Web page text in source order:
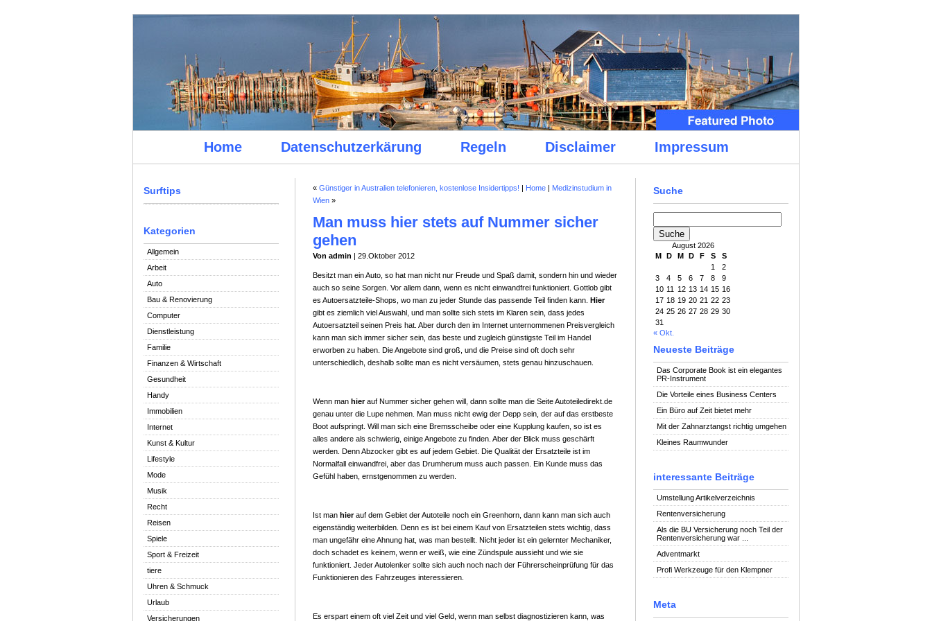
Home Datenschutzerkärung Regeln Disclaimer Impressum
Surftips
Kategorien
Allgemein
Arbeit
Auto
Bau & Renovierung
Computer
Dienstleistung
Familie
Finanzen & Wirtschaft
Gesundheit
Handy
Immobilien
Internet
Kunst & Kultur
Lifestyle
Mode
Musik
Recht
Reisen
Spiele
Sport & Freizeit
tiere
Uhren & Schmuck
Urlaub
Versicherungen
Suche
August 2026
M D M D F S
S
1
2
3
4 5 6 7 8
9
10 11 12 13 14 15 16
17 18 19 20 21 22 23
24 25 26 27 28 29 30
31
« Okt.
Neueste Beiträge
Das Corporate Book ist ein elegantes
PR-Instrument
Die Vorteile eines Business Centers
Ein Büro auf Zeit bietet mehr
Mit der Zahnarztangst richtig umgehen
Kleines Raumwunder
interessante Beiträge
Umstellung Artikelverzeichnis
Rentenversicherung
Als die BU Versicherung noch Teil der
Rentenversicherung war ...
Adventmarkt
Profi Werkzeuge für den Klempner
Meta
« Günstiger in Australien telefonieren, kostenlose Insidertipps! | Home | Medizinstudium in
Wien »
Man muss hier stets auf Nummer sicher
gehen
Von admin | 29.Oktober 2012
Besitzt man ein Auto, so hat man nicht nur Freude und Spaß damit, sondern hin und wieder
auch so seine Sorgen. Vor allem dann, wenn es nicht einwandfrei funktioniert. Gottlob gibt
es Autoersatzteile-Shops, wo man zu jeder Stunde das passende Teil finden kann. Hier
gibt es ziemlich viel Auswahl, und man sollte sich stets im Klaren sein, dass jedes
Autoersatzteil seinen Preis hat. Aber durch den im Internet unternommenen Preisvergleich
kann man sich immer sicher sein, das beste und zugleich günstigste Teil im Handel
erworben zu haben. Die Angebote sind groß, und die Preise sind oft doch sehr
unterschiedlich, deshalb sollte man es nicht versäumen, stets genau hinzuschauen.
Wenn man hierauf Nummer sicher gehen will, dann sollte man die Seite Autoteiledirekt.de
genau unter die Lupe nehmen. Man muss nicht ewig der Depp sein, der auf das erstbeste
Boot aufspringt. Will man sich eine Bremsscheibe oder eine Kupplung kaufen, so ist es
alles andere als schwierig, einige Angebote zu finden. Aber der Blick muss geschärft
werden. Denn Abzocker gibt es auf jedem Gebiet. Die Qualität der Ersatzteile ist im
Normalfall einwandfrei, aber das Drumherum muss auch passen. Ein Kunde muss das
Gefühl haben, ernstgenommen zu werden.
Ist man hierauf dem Gebiet der Autoteile noch ein Greenhorn, dann kann man sich auch
eigenständig weiterbilden. Denn es ist bei einem Kauf von Ersatzteilen stets wichtig, dass
man ungefähr eine Ahnung hat, was man bestellt. Nicht jeder ist ein gelernter Mechaniker,
doch schadet es keinem, wenn er weiß, wie eine Zündspule aussieht und wie sie
funktioniert. Jeder Autolenker sollte sich auch noch nach der Führerscheinprüfung für das
Funktionieren des Fahrzeuges interessieren.
Es erspart einem oft viel Zeit und viel Geld, wenn man selbst diagnostizieren kann, was